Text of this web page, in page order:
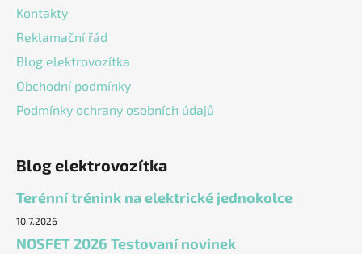
Kontakty
Reklamační řád
Blog elektrovozítka
Obchodní podmínky
Podmínky ochrany osobních údajů
Blog elektrovozítka
Terénní trénink na elektrické jednokolce
10.7.2026
NOSFET 2026 Testovaní novinek